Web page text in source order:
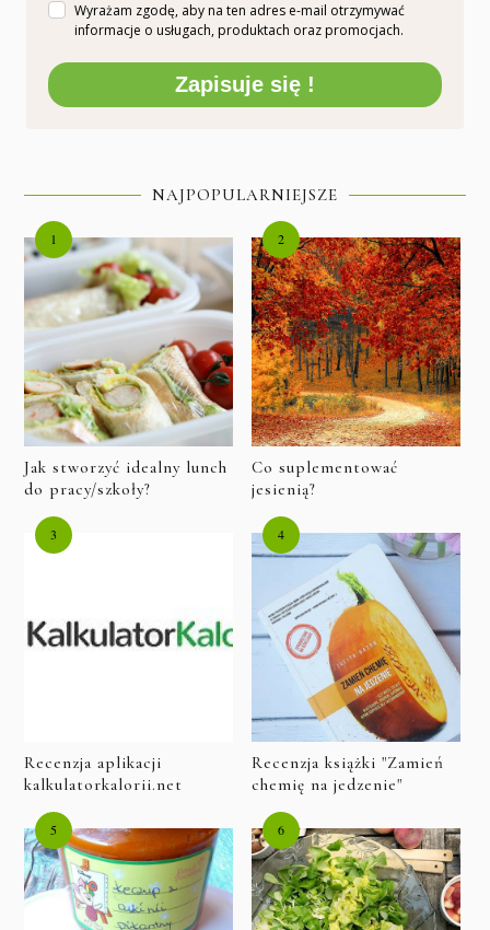
Wyrażam zgodę, aby na ten adres e-mail otrzymywać
informacje o usługach, produktach oraz promocjach.
Zapisuje się !
NAJPOPULARNIEJSZE
Jak stworzyć idealny lunch
do pracy/szkoły?
Co suplementować
jesienią?
Recenzja aplikacji
kalkulatorkalorii.net
Recenzja książki "Zamień
chemię na jedzenie"